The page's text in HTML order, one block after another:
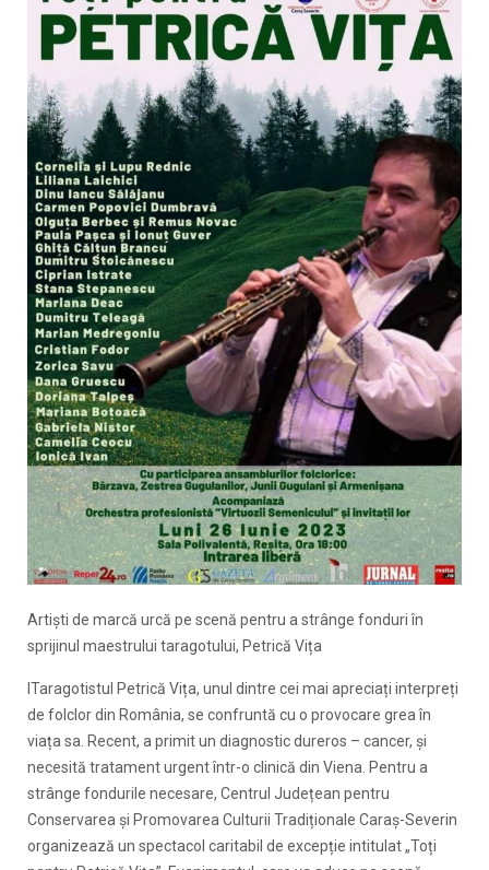
Artiști de marcă urcă pe scenă pentru a strânge fonduri în
sprijinul maestrului taragotului, Petrică Vița
ITaragotistul Petrică Vița, unul dintre cei mai apreciați interpreți
de folclor din România, se confruntă cu o provocare grea în
viața sa. Recent, a primit un diagnostic dureros – cancer, și
necesită tratament urgent într-o clinică din Viena. Pentru a
strânge fondurile necesare, Centrul Județean pentru
Conservarea și Promovarea Culturii Tradiționale Caraș-Severin
organizează un spectacol caritabil de excepție intitulat „Toți